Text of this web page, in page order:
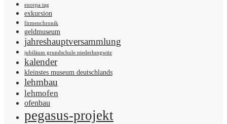
euorpa tag
exkursion
firmenchronik
geldmuseum
jahreshauptversammlung
jubiläum grundschule niederlungwitz
kalender
kleinstes museum deutschlands
lehmbau
lehmofen
ofenbau
pegasus-projekt